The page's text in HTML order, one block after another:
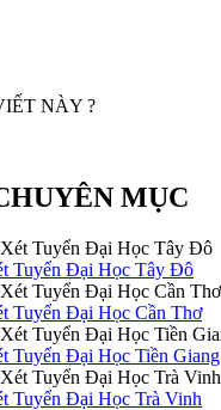
NÀY ?
MỤC
Tuyển Đại Học Tây Đô
Tuyển Đại Học Cần Thơ
Tuyển Đại Học Tiền Giang
Tuyển Đại Học Trà Vinh